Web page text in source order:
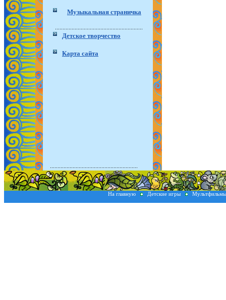
Музыкальная страничка
Детское творчество
Карта сайта
На главную Детские игры Мультфильмы